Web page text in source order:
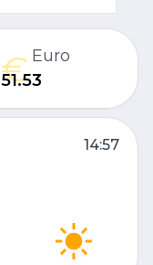
Euro
51.53
14:57